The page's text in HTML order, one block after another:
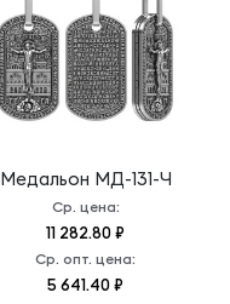
Медальон МД-131-Ч
Ср. цена:
11 282.80 ₽
Ср. опт. цена:
5 641.40 ₽